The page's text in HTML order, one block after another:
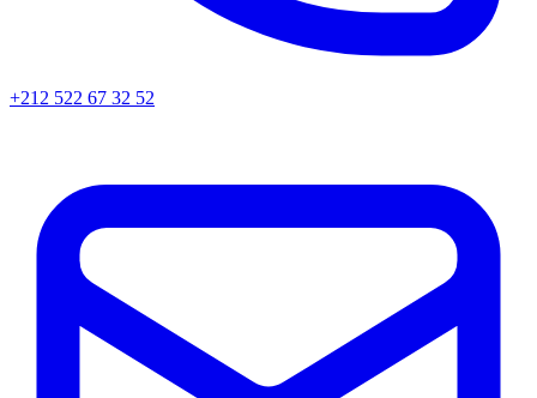
+212 522 67 32 52